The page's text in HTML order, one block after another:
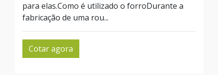
para elas.Como é utilizado o forroDurante a
fabricação de uma rou...
Cotar agora